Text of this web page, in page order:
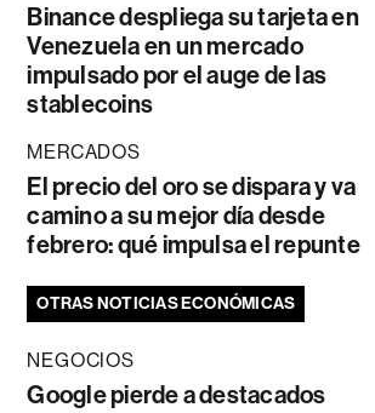
Binance despliega su tarjeta en
Venezuela en un mercado
impulsado por el auge de las
stablecoins
MERCADOS
El precio del oro se dispara y va
camino a su mejor día desde
febrero: qué impulsa el repunte
OTRAS NOTICIAS ECONÓMICAS
NEGOCIOS
Google pierde a destacados